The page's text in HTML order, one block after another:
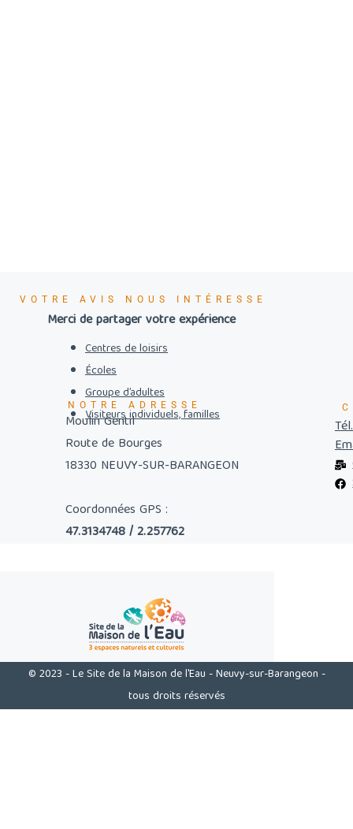
VOTRE AVIS NOUS INTÉRESSE
Merci de partager votre expérience
Centres de loisirs
Écoles
Groupe d’adultes
Visiteurs individuels, familles
NOTRE ADRESSE
Moulin Gentil
Route de Bourges
18330 NEUVY-SUR-BARANGEON
Coordonnées GPS :
47.3134748 / 2.257762
© 2023 - Le Site de la Maison de l'Eau - Neuvy-sur-Barangeon -
tous droits réservés